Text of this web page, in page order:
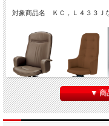
対象商品名 ＫＣ，Ｌ４３３Ｊ
▼ 商